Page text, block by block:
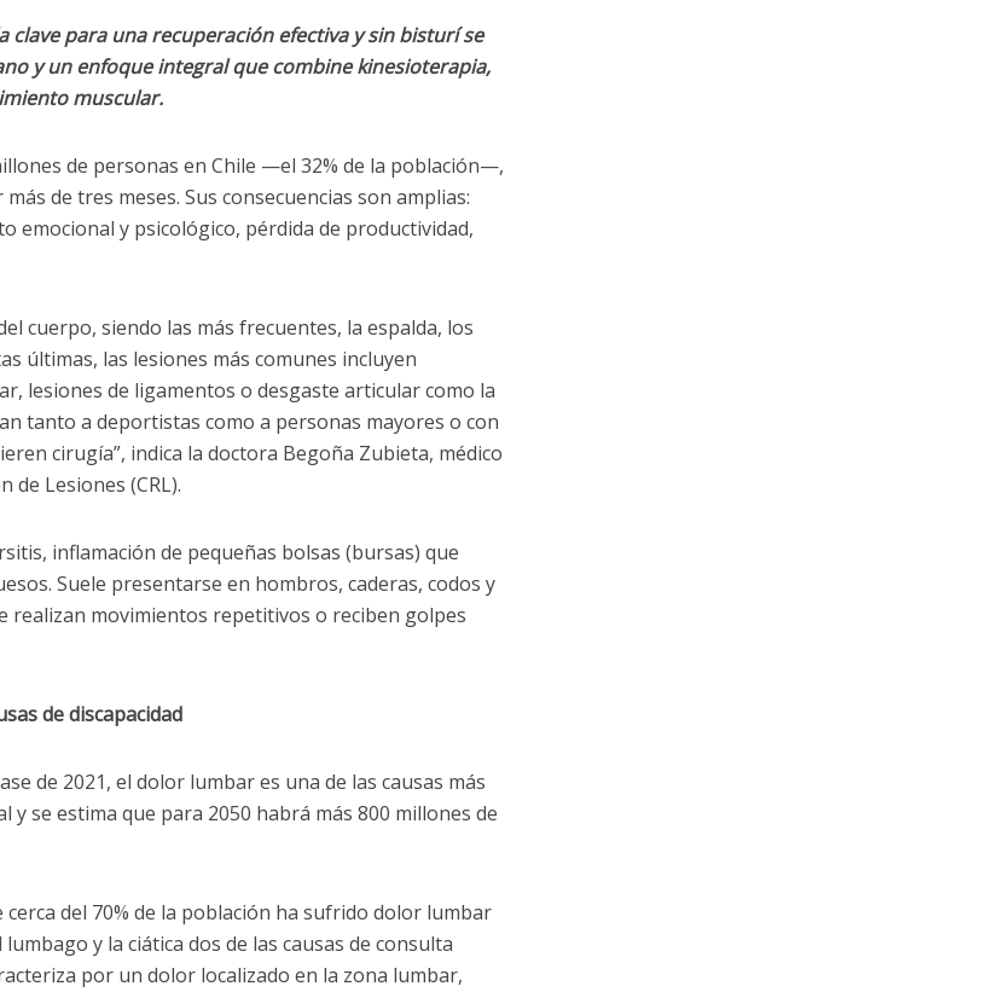
clave para una recuperación efectiva y sin bisturí se
y un enfoque integral que combine kinesioterapia,
muscular.
de personas en Chile —el 32% de la población—,
de tres meses. Sus consecuencias son amplias:
emocional y psicológico, pérdida de productividad,
cuerpo, siendo las más frecuentes, la espalda, los
últimas, las lesiones más comunes incluyen
lesiones de ligamentos o desgaste articular como la
tanto a deportistas como a personas mayores o con
cirugía”, indica la doctora Begoña Zubieta, médico
de Lesiones (CRL).
inflamación de pequeñas bolsas (bursas) que
Suele presentarse en hombros, caderas, codos y
realizan movimientos repetitivos o reciben golpes
de discapacidad
de 2021, el dolor lumbar es una de las causas más
y se estima que para 2050 habrá más 800 millones de
del 70% de la población ha sufrido dolor lumbar
y la ciática dos de las causas de consulta
por un dolor localizado en la zona lumbar,